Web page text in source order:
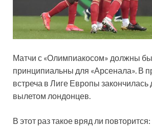
Матчи с «Олимпиакосом» должны
принципиальны для «Арсенала». В
встреча в Лиге Европы
вылетом лондонцев.
В этот раз такое вряд ли